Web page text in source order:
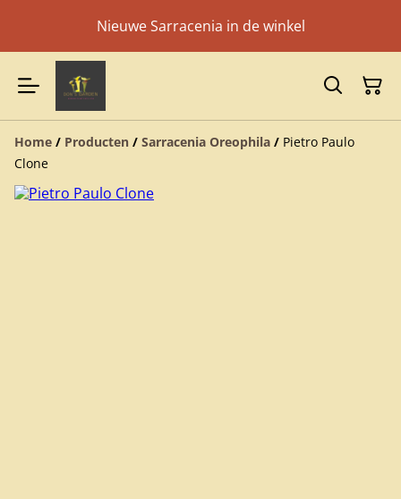
Nieuwe Sarracenia in de winkel
Home / Producten / Sarracenia Oreophila / Pietro Paulo
Clone